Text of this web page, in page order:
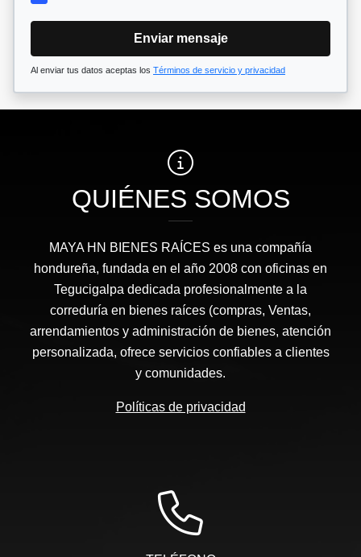
Enviar mensaje
Al enviar tus datos aceptas los Términos de servicio y privacidad
QUIÉNES SOMOS
MAYA HN BIENES RAÍCES​ es una compañía
hondureña, fundada en el año 2008 con oficinas en
Tegucigalpa dedicada profesionalmente a la
correduría en bienes raíces (compras, Ventas,
arrendamientos y administración de bienes, atención
personalizada, ofrece servicios confiables a clientes
y comunidades.
Políticas de privacidad